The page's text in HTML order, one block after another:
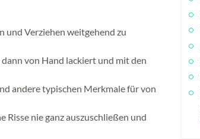
und Verziehen weitgehend zu
von Hand lackiert und mit den
andere typischen Merkmale für von
Risse nie ganz auszuschließen und